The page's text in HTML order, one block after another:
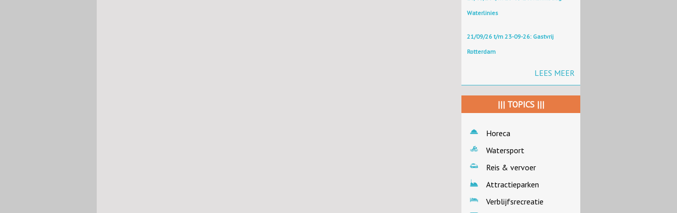
Waterlinies
21/09/26 t/m 23-09-26: Gastvrij
Rotterdam
LEES MEER
||| TOPICS |||
Horeca
Watersport
Reis & vervoer
Attractieparken
Verblijfsrecreatie